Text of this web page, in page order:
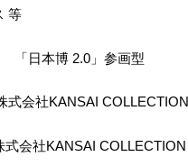
等
2.0」参画型
会社KANSAI COLLECTION
社KANSAI COLLECTION